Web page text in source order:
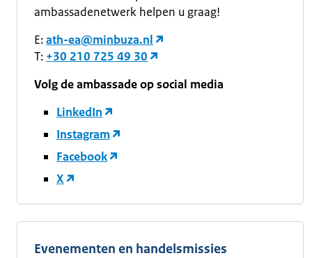
ambassadenetwerk helpen u graag!
E:ath-ea@minbuza.nl
T: +30 210 725 49 30
Volg de ambassade op social media
LinkedIn
Instagram
Facebook
X
Evenementen en handelsmissies